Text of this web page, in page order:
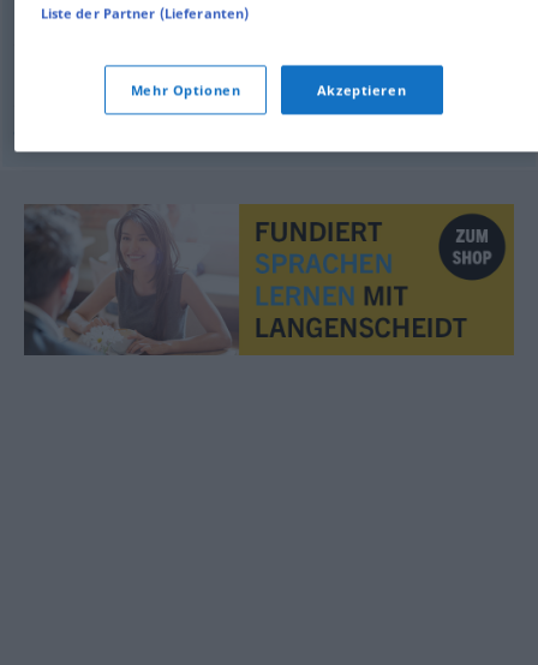
(sich) bücken
vermeiden , verhüten ,
Liste der Partner (Lieferanten)
Mehr Optionen Akzeptieren